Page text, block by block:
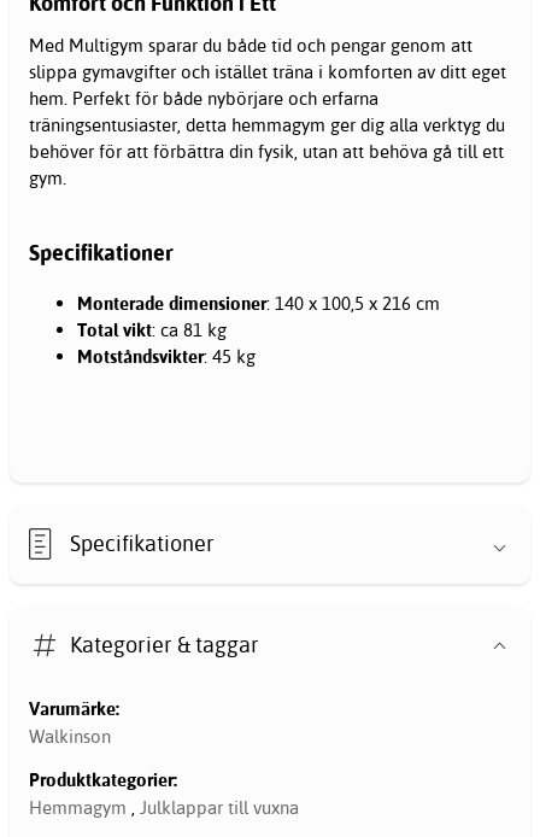
Med Multigym sparar du både tid och pengar genom att
slippa gymavgifter och istället träna i komforten av ditt eget
hem. Perfekt för både nybörjare och erfarna
träningsentusiaster, detta hemmagym ger dig alla verktyg du
behöver för att förbättra din fysik, utan att behöva gå till ett
gym.
Specifikationer
Monterade dimensioner: 140 x 100,5 x 216 cm
Total vikt: ca 81 kg
Motståndsvikter: 45 kg
Specifikationer
Kategorier & taggar
Varumärke:
Walkinson
Produktkategorier:
Hemmagym , Julklappar till vuxna